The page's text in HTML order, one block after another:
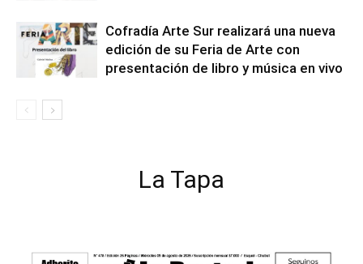
Cofradía Arte Sur realizará una nueva
edición de su Feria de Arte con
presentación de libro y música en vivo
La Tapa